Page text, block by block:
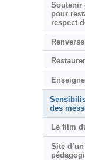
Soutenir
pour
respect
des
Le film
Site